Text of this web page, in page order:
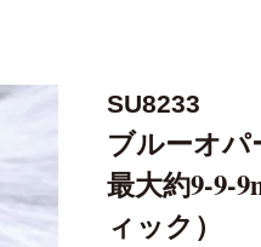
SU8233
ブルーオ
最大約9-9-
ィック）